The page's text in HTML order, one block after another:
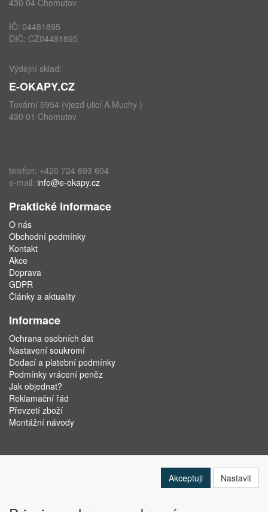
430 04 Chomutov
IČ: 04481895
DIČ: CZ04481895
Výdejní sklad:
E-OKAPY.CZ
Tovární 5954 (vjezd ulicí A.Muchy )
430 01 Chomutov
telefon: +420 724 693 604
e-mail: info@e-okapy.cz
Praktické informace
O nás
Obchodní podmínky
Kontakt
Akce
Doprava
GDPR
Články a aktuality
Informace
Ochrana osobních dat
Nastavení soukromí
Dodací a platební podmínky
Podmínky vrácení peněz
Jak objednat?
Reklamační řád
Převzetí zboží
Montážní návody
Akceptuji Nastavit